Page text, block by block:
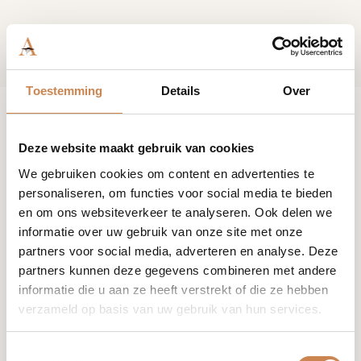
Toestemming Details Over
Deze website maakt gebruik van cookies
We gebruiken cookies om content en advertenties te
personaliseren, om functies voor social media te bieden
en om ons websiteverkeer te analyseren. Ook delen we
informatie over uw gebruik van onze site met onze
partners voor social media, adverteren en analyse. Deze
partners kunnen deze gegevens combineren met andere
informatie die u aan ze heeft verstrekt of die ze hebben
verzameld op basis van uw gebruik van hun services.
Black baccara hair